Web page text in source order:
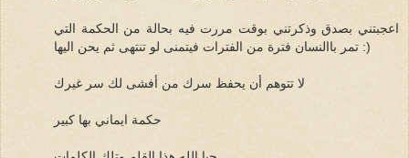
اعجبتني بصدق وذكرتني بوقت مررت فيه بحالة من الحكمة التي
تمر باالنسان فترة من الفترات فيتمنى لو تنتهى ثم يحن اليها :)
لا تتوهم أن يحفظ سرك من أفشى لك سر غيرك
حكمة ايماني بها كبير